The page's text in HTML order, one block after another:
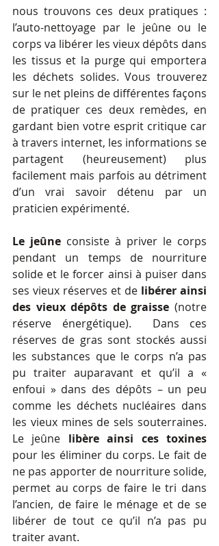
nous trouvons ces deux pratiques :
l’auto-nettoyage par le jeûne ou le
corps va libérer les vieux dépôts dans
les tissus et la purge qui emportera
les déchets solides. Vous trouverez
sur le net pleins de différentes façons
de pratiquer ces deux remèdes, en
gardant bien votre esprit critique car
à travers internet, les informations se
partagent (heureusement) plus
facilement mais parfois au détriment
d’un vrai savoir détenu par un
praticien expérimenté.
Le jeûne consiste à priver le corps
pendant un temps de nourriture
solide et le forcer ainsi à puiser dans
ses vieux réserves et de libérer ainsi
des vieux dépôts de graisse (notre
réserve énergétique).  Dans ces
réserves de gras sont stockés aussi
les substances que le corps n’a pas
pu traiter auparavant et qu’il a «
enfoui » dans des dépôts – un peu
comme les déchets nucléaires dans
les vieux mines de sels souterraines.
Le jeûne libère ainsi ces toxines
pour les éliminer du corps. Le fait de
ne pas apporter de nourriture solide,
permet au corps de faire le tri dans
l’ancien, de faire le ménage et de se
libérer de tout ce qu’il n’a pas pu
traiter avant.